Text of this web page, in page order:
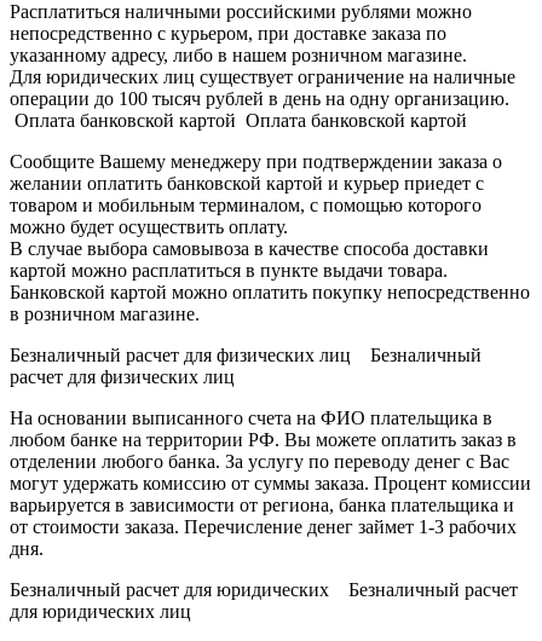
Расплатиться наличными российскими рублями можно
непосредственно с курьером, при доставке заказа по
указанному адресу, либо в нашем розничном магазине.
Для юридических лиц существует ограничение на наличные
операции до 100 тысяч рублей в день на одну организацию.
Оплата банковской картой Оплата банковской картой
Сообщите Вашему менеджеру при подтверждении заказа о
желании оплатить банковской картой и курьер приедет с
товаром и мобильным терминалом, с помощью которого
можно будет осуществить оплату.
В случае выбора самовывоза в качестве способа доставки
картой можно расплатиться в пункте выдачи товара.
Банковской картой можно оплатить покупку непосредственно
в розничном магазине.
Безналичный расчет для физических лиц Безналичный
расчет для физических лиц
На основании выписанного счета на ФИО плательщика в
любом банке на территории РФ. Вы можете оплатить заказ в
отделении любого банка. За услугу по переводу денег с Вас
могут удержать комиссию от суммы заказа. Процент комиссии
варьируется в зависимости от региона, банка плательщика и
от стоимости заказа. Перечисление денег займет 1-3 рабочих
дня.
Безналичный расчет для юридических Безналичный расчет
для юридических лиц